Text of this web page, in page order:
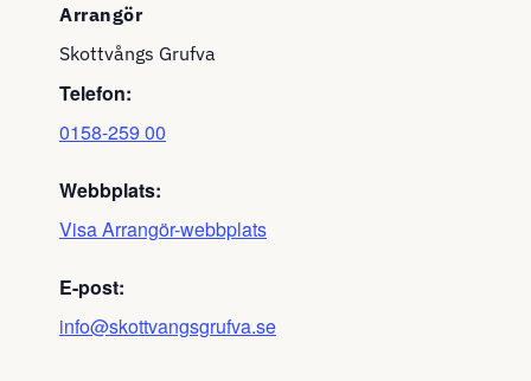
Arrangör
Skottvångs Grufva
Telefon:
0158-259 00
Webbplats:
Visa Arrangör-webbplats
E-post:
info@skottvangsgrufva.se